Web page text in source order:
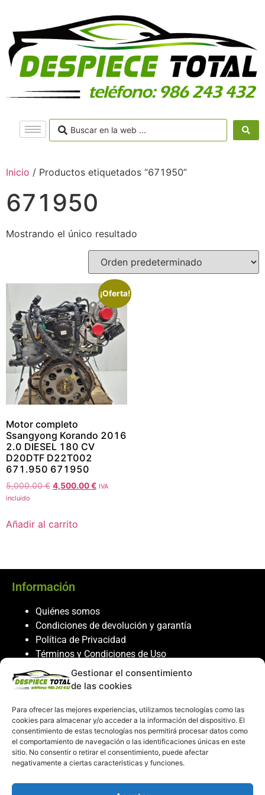
Gestionar el consentimiento
de las cookies
Para ofrecer las mejores experiencias, utilizamos tecnologías como las
cookies para almacenar y/o acceder a la información del dispositivo. El
consentimiento de estas tecnologías nos permitirá procesar datos como
el comportamiento de navegación o las identificaciones únicas en este
sitio. No consentir o retirar el consentimiento, puede afectar
negativamente a ciertas características y funciones.
Inicio / Productos etiquetados “671950”
671950
Mostrando el único resultado
¡Oferta!
Motor completo
Ssangyong Korando 2016
2.0 DIESEL 180 CV
D20DTF D22T002
671.950 671950
5,000.00€ 4,500.00€ IVA
incluido
Añadir al carrito
Información
Quiénes somos
Condiciones de devolución y garantía
Política de Privacidad
Términos y Condiciones de Uso
Política de Cookies
Servicio al cliente
Contacto
986 243 432
608 867 074
recambiosdespiecetotal@gmail.com
Mi cuenta